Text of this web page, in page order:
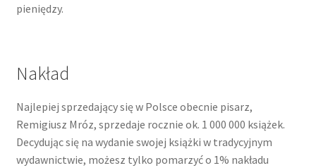
pieniędzy.
Nakład
Najlepiej sprzedający się w Polsce obecnie pisarz,
Remigiusz Mróz, sprzedaje rocznie ok. 1 000 000 książek.
Decydując się na wydanie swojej książki w tradycyjnym
wydawnictwie, możesz tylko pomarzyć o 1% nakładu